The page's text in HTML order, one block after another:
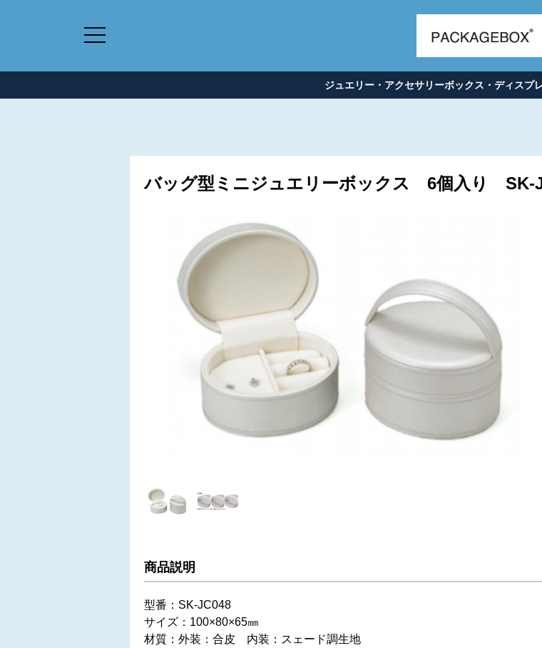
ジュエリー・アクセサリーボックス・ディスプ
バッグ型ミニジュエリーボックス 6個入り SK-
商品説明
型番：SK-JC048
サイズ：100×80×65㎜
材質：外装：合皮 内装：スェード調生地